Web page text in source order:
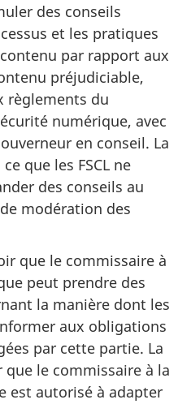
des conseils
et les pratiques
par rapport aux
préjudiciable,
règlements du
numérique, avec
en conseil. La
que les FSCL ne
des conseils au
modération des
que le commissaire à
peut prendre des
la manière dont les
aux obligations
par cette partie. La
le commissaire à la
est autorisé à adapter